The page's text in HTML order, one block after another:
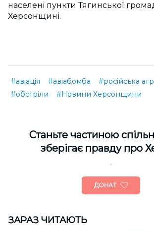
населені пункти Тягинської
Херсонщині.
#авіація #авіабомба
#російська
#обстріли
#Новини Херсонщини
Cтаньте частиною
зберігає правду про
ДОНАТ
ЗАРАЗ ЧИТАЮТЬ